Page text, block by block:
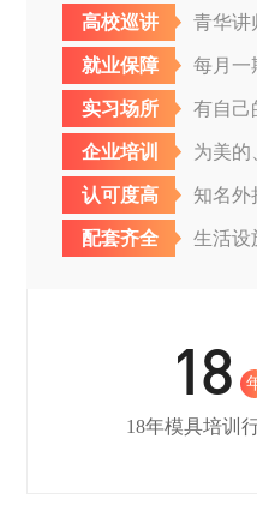
高校巡讲 青华讲
就业保障 每月一
实习场所 有自己
企业培训 为美的
认可度高 知名外
配套齐全 生活设
18
18年模具培训